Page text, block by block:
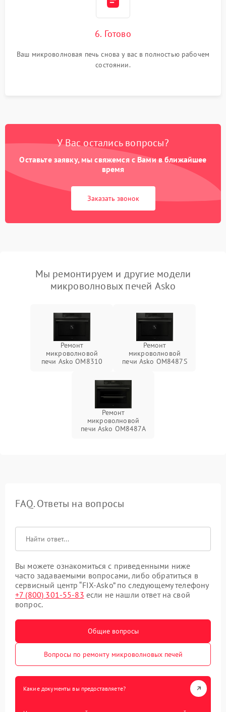
6. Готово
Ваш микроволновая печь снова у вас в полностью рабочем
состоянии.
У Вас остались вопросы?
Оставьте заявку, мы свяжемся с Вами в ближайшее
время
Заказать звонок
Мы ремонтируем и другие модели
микроволновых печей Asko
Ремонт
микроволновой
печи Asko OM8310
Ремонт
микроволновой
печи Asko OM8487S
Ремонт
микроволновой
печи Asko OM8487A
FAQ. Ответы на вопросы
Вы можете ознакомиться с приведенными ниже
часто задаваемыми вопросами, либо обратиться в
сервисный центр “FIX-Asko” по следующему телефону
+7 (800) 301-55-83 если не нашли ответ на свой
вопрос.
Общие вопросы
Вопросы по ремонту микроволновых печей
Какие документы вы предоставляете?